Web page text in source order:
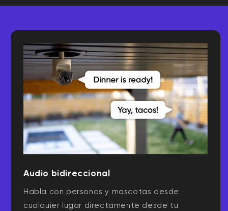
Audio bidireccional
Habla con personas y mascotas desde
cualquier lugar directamente desde tu